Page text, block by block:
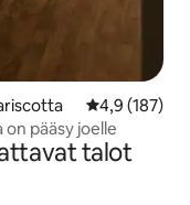
4,9 (187)
on pääsy joelle
talot